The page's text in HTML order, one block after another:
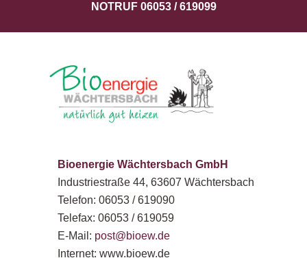
NOTRUF 06053 / 619099
Bioenergie Wächtersbach GmbH
Industriestraße 44, 63607 Wächtersbach
Telefon: 06053 / 619090
Telefax: 06053 / 619059
E-Mail: post@bioew.de
Internet: www.bioew.de